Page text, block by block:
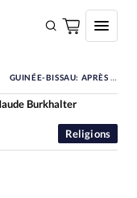
GUINÉE-BISSAU: APRÈS L’ATTAQUE CONTRE TROIS ÉGLISES, DONT UNE ÉVANGÉLIQUE, LES RESPONSABLES RELIGIEUX «EXHORTENT À S’ENGAGER À PRÉSERVER LA PAIX»
Religions
Burkhalter